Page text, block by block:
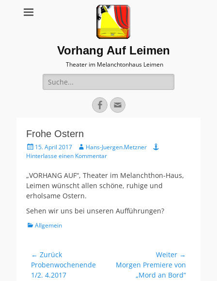
Vorhang Auf Leimen
Theater im Melanchtonhaus Leimen
Suche
nach:
Facebook
E-
Mail
Frohe Ostern
Veröffentlicht
am
15. April 2017 AutorHans-Juergen.Metzner
Hinterlasse einen Kommentar
„VORHANG AUF“, Theater im Melanchthon-Haus,
Leimen wünscht allen schöne, ruhige und
erholsame Ostern.
Sehen wir uns bei unseren Aufführungen?
Kategorien
Allgemein
Beitragsnavigation
← Zurück
Vorheriger
Beitrag:
Probenwochenende
1/2. 4.2017
Weiter →
Nächster
Morgen Premiere von
„Mord an Bord“